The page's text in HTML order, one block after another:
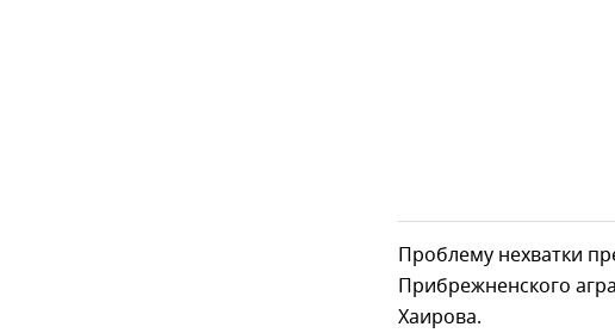
Проблему нехватки
Прибрежненского
Хаирова.